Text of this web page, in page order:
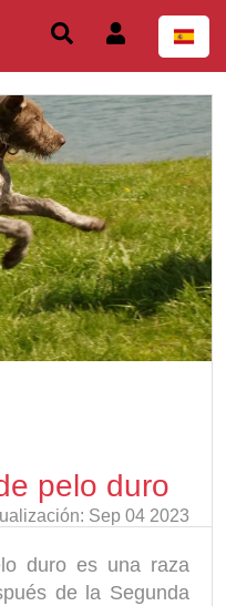
pelo duro
Sep 04 2023
duro es una raza
de la Segunda